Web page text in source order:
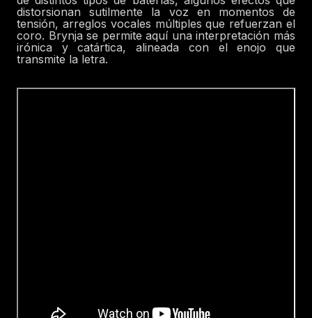
distorsionan sutilmente la voz en momentos de
tensión, arreglos vocales múltiples que refuerzan el
coro. Brynja se permite aquí una interpretación más
irónica y catártica, alineada con el enojo que
transmite la letra.